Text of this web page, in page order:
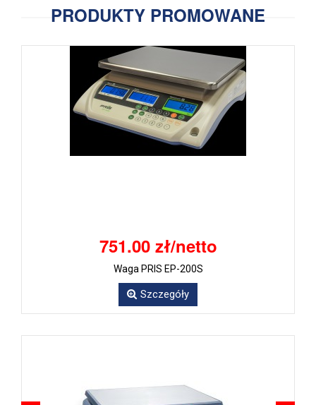
PRODUKTY PROMOWANE
751.00 zł/netto
Waga PRIS EP-200S
Szczegóły